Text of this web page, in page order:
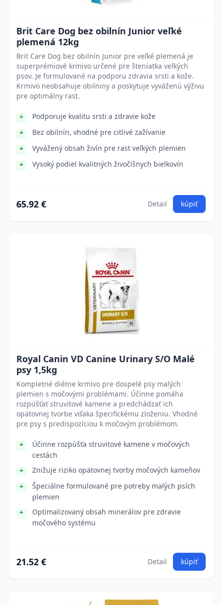
Brit Care Dog bez obilnín Junior veľké
plemená 12kg
Brit Care Dog bez obilnín Junior pre veľké plemená je
superprémiové krmivo určené pre šteniatka veľkých
psov. Je formulované na podporu zdravia srsti a kože.
Krmivo neobsahuje obilniny a poskytuje vyváženú výživu
pre optimálny rast.
Podporuje kvalitu srsti a zdravie kože
Bez obilnín, vhodné pre citlivé zažívanie
Vyvážený obsah živín pre rast veľkých plemien
Vysoký podiel kvalitných živočíšnych bielkovín
65.92 € Detail kúpiť
Royal Canin VD Canine Urinary S/O Malé
psy 1,5kg
Kompletné diétne krmivo pre dospelé psy malých
plemien s močovými problémami. Účinne pomáha
rozpúšťať struvitové kamene a predchádzať ich
opätovnej tvorbe vďaka špecifickému zloženiu. Vhodné
pre psy s predispozíciou k močovým problémom.
Účinne rozpúšťa struvitové kamene v močových
cestách
Znižuje riziko opätovnej tvorby močových kameňov
Špeciálne formulované pre potreby malých psích
plemien
Optimalizovaný obsah minerálov pre zdravie
močového systému
21.52 € Detail kúpiť